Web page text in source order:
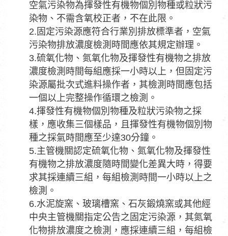
空氣污染物為揮發性有機物個別物種或粒狀污
染物、不需含氧校正者，不在此限。
2.固定污染源應符合行業別排放標準者，空氣
污染物排放濃度檢測時間應依其規定辦理。
3.硫氧化物、氮氧化物及揮發性有機物之排放
濃度檢測時間每組應採一小時以上，但固定污
染源屬批次式進料操作者，其檢測時間應包括
一個以上完整操作循環之檢測。
4.揮發性有機物個別物種及粒狀污染物之採
樣，應收集三個樣品，且揮發性有機物個別物
種之採氣時間應至少達30分鐘。
5.主管機關認定硫氧化物、氮氧化物及揮發性
有機物之排放濃度隨時間變化差異大時，得要
求其採連續三組，每組檢測時間一小時以上之
檢測。
6.水泥旋窯、玻璃槽窯、石灰鍛燒窯或其他經
中央主管機關指定公告之固定污染源，其氮氧
化物排放濃度之檢測，應採連續三組，每組檢